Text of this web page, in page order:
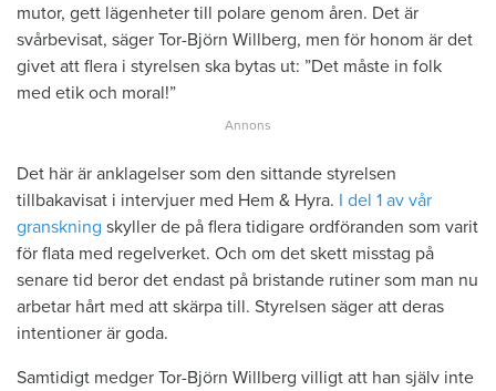
mutor, gett lägenheter till polare genom åren. Det är
svårbevisat, säger Tor-Björn Willberg, men för honom är det
givet att flera i styrelsen ska bytas ut: ”Det måste in folk
med etik och moral!”
Det här är anklagelser som den sittande styrelsen
tillbakavisat i intervjuer med Hem & Hyra. I del 1 av vår
granskning skyller de på flera tidigare ordföranden som varit
för flata med regelverket. Och om det skett misstag på
senare tid beror det endast på bristande rutiner som man nu
arbetar hårt med att skärpa till. Styrelsen säger att deras
intentioner är goda.
Samtidigt medger Tor-Björn Willberg villigt att han själv inte